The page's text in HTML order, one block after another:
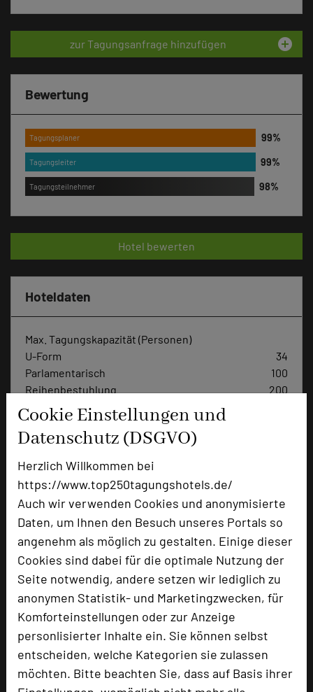
Cookie Einstellungen und
Datenschutz (DSGVO)
Herzlich Willkommen bei
https://www.top250tagungshotels.de/
Auch wir verwenden Cookies und anonymisierte
Daten, um Ihnen den Besuch unseres Portals so
angenehm als möglich zu gestalten. Einige dieser
Cookies sind dabei für die optimale Nutzung der
Seite notwendig, andere setzen wir lediglich zu
anonymen Statistik- und Marketingzwecken, für
Komforteinstellungen oder zur Anzeige
personlisierter Inhalte ein. Sie können selbst
entscheiden, welche Kategorien sie zulassen
möchten. Bitte beachten Sie, dass auf Basis ihrer
zur Tagungsanfrage hinzufügen add_circle
Bewertung
Tagungsplaner
Tagungsleiter
Tagungsteilnehmer
Hotel bewerten
Hoteldaten
Max. Tagungskapazität (Personen)
U-Form
34
Parlamentarisch
100
Reihenbestuhlung
200
Tagungsräume
Ausstellungsfläche
Zimmer
Doppelzimmer
Suite
Besonders geeignet für
Seminar, Konferenz, Klausur, Kreativprozesse
2835 Seiten dieses Hotels wurden in den